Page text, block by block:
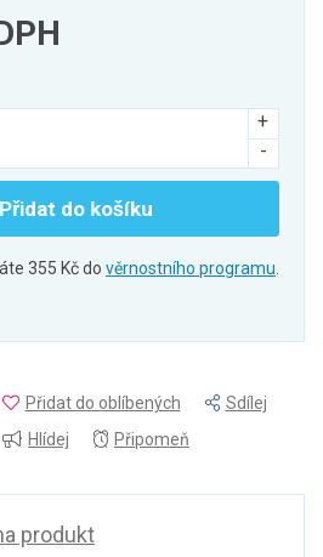
Přidat do košíku
355 Kč do věrnostního programu.
Přidat do oblíbených
Sdílej
Hlídej Připomeň
produkt